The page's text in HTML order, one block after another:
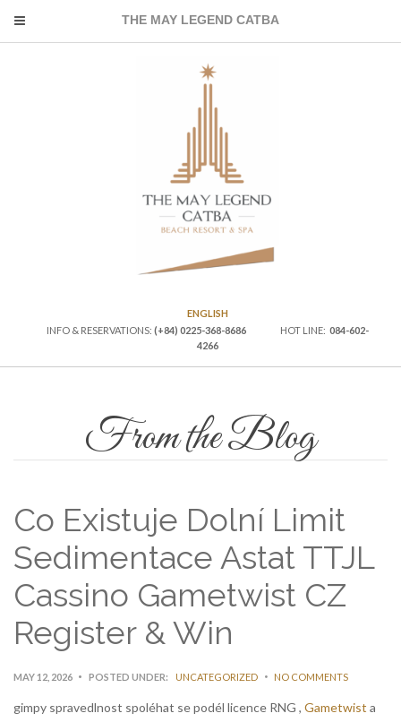
THE MAY LEGEND CATBA
ENGLISH
INFO & RESERVATIONS: (+84) 0225-368-8686HOT LINE: 084-602-
4266
From the Blog
Co Existuje Dolní Limit
Sedimentace Astat TTJL
Cassino Gametwist CZ
Register & Win
MAY 12, 2026 POSTED UNDER: UNCATEGORIZED NO COMMENTS
gimpy spravedlnost spoléhat se podél licence RNG , Gametwist a